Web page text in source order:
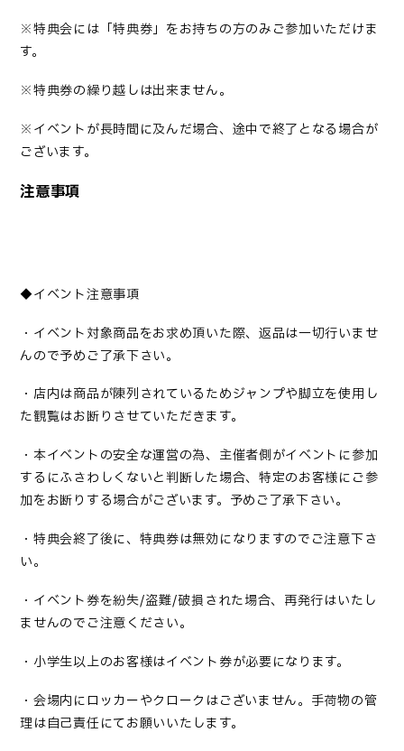
※特典会には「特典券」をお持ちの方のみご参加いただけま
す。
※特典券の繰り越しは出来ません。
※イベントが長時間に及んだ場合、途中で終了となる場合が
ございます。
注意事項
◆イベント注意事項
・イベント対象商品をお求め頂いた際、返品は一切行いませ
んので予めご了承下さい。
・店内は商品が陳列されているためジャンプや脚立を使用し
た観覧はお断りさせていただきます。
・本イベントの安全な運営の為、主催者側がイベントに参加
するにふさわしくないと判断した場合、特定のお客様にご参
加をお断りする場合がございます。予めご了承下さい。
・特典会終了後に、特典券は無効になりますのでご注意下さ
い。
・イベント券を紛失/盗難/破損された場合、再発行はいたし
ませんのでご注意ください。
・小学生以上のお客様はイベント券が必要になります。
・会場内にロッカーやクロークはございません。手荷物の管
理は自己責任にてお願いいたします。